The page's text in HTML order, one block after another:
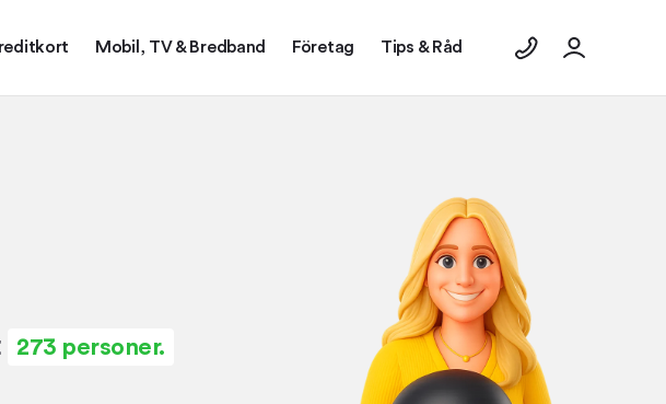
Mobil, TV & Bredband Företag Tips & Råd
273 personer.